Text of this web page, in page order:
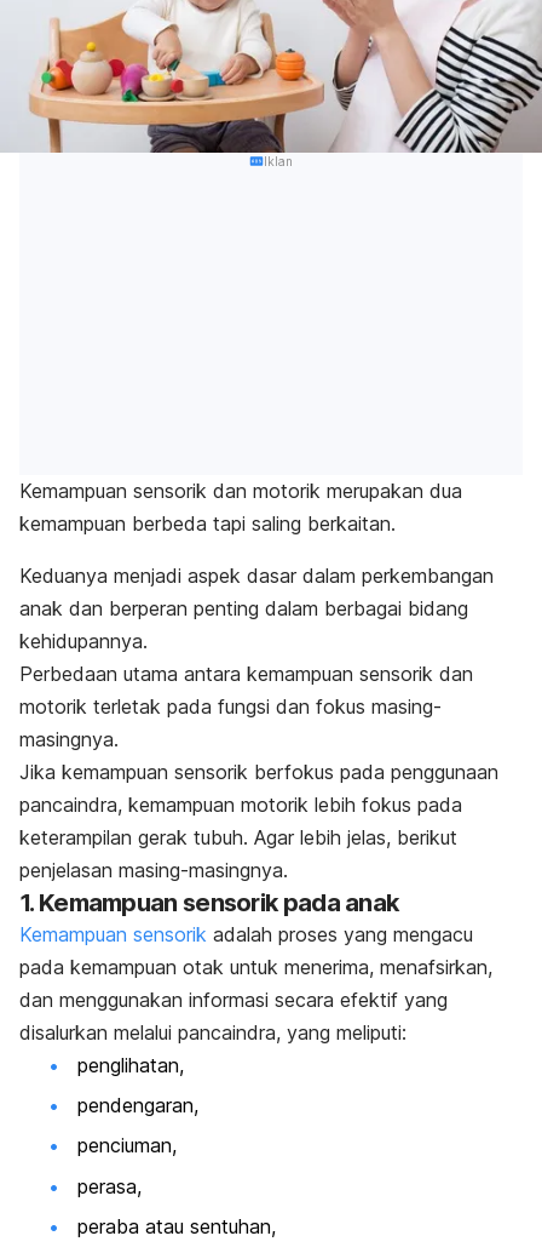
Iklan
Kemampuan sensorik dan motorik merupakan dua
kemampuan berbeda tapi saling berkaitan.
Keduanya menjadi aspek dasar dalam perkembangan
anak dan berperan penting dalam berbagai bidang
kehidupannya.
Perbedaan utama antara kemampuan sensorik dan
motorik terletak pada fungsi dan fokus masing-
masingnya.
Jika kemampuan sensorik berfokus pada penggunaan
pancaindra, kemampuan motorik lebih fokus pada
keterampilan gerak tubuh. Agar lebih jelas, berikut
penjelasan masing-masingnya.
1. Kemampuan sensorik pada anak
Kemampuan sensorik adalah proses yang mengacu
pada kemampuan otak untuk menerima, menafsirkan,
dan menggunakan informasi secara efektif yang
disalurkan melalui pancaindra, yang meliputi:
penglihatan,
pendengaran,
penciuman,
perasa,
peraba atau sentuhan,